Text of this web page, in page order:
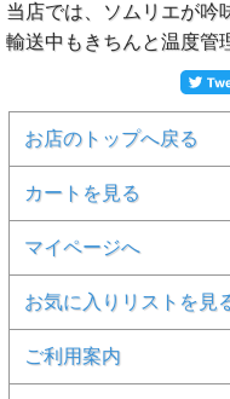
当店では、ソムリエが吟
輸送中もきちんと温度管
お店のトップへ戻る
カートを見る
マイページへ
お気に入りリストを見
ご利用案内